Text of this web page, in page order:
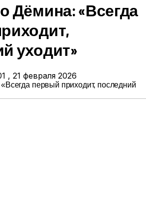
Дёмина: «Всегда
уходит»
, 21 февраля 2026
первый приходит, последний